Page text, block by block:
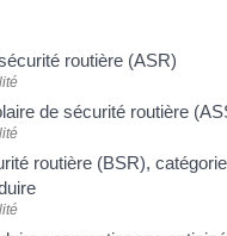
routière (ASR)
de sécurité routière
routière (BSR),